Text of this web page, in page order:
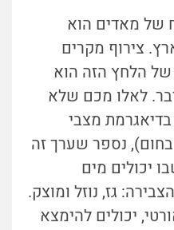
של מאדים הוא
צירוף מקרים
הלחץ הזה הוא
לאלו מכם שלא
בדיאגרמת מצבי
נספר שערך זה
יכולים מים
גז, נוזל ומוצק.
יכולים להימצא